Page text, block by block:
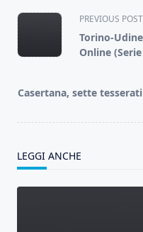
<span
class="nav-
subtitle
text">Page</span>
PREVIOUS POST
Torino-
Online
Casertana, sette
LEGGI ANCHE